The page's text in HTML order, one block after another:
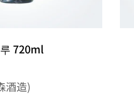
720ml
酒造)